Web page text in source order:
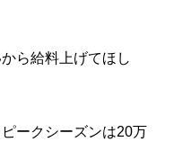
ら給料上げてほし
ークシーズンは20万